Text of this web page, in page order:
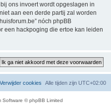
ons invoert wordt opgeslagen in
aan een derde partij zal worden
nóch phpBB
een hackpoging die ertoe kan leiden
Alle tijden zijn UTC+02:00
Verwijder cookies
Software © phpBB Limited